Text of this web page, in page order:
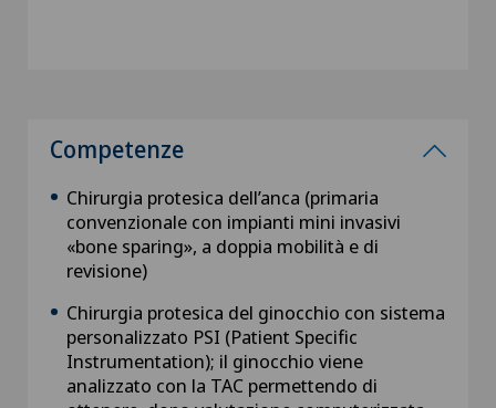
Competenze
Chirurgia protesica dell’anca (primaria
convenzionale con impianti mini invasivi
«bone sparing», a doppia mobilità e di
revisione)
Chirurgia protesica del ginocchio con sistema
personalizzato PSI (Patient Specific
Instrumentation); il ginocchio viene
analizzato con la TAC permettendo di